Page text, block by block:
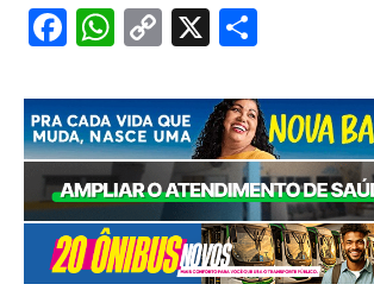
Facebook
WhatsApp
Copy
X